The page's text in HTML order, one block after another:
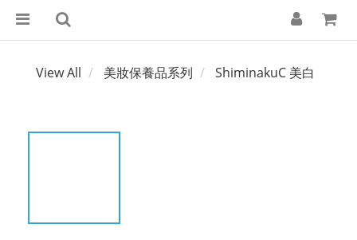
View All 美妝保養品系列 ShiminakuC 美白